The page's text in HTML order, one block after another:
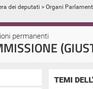
dei deputati > Organi
permanenti
TEMI